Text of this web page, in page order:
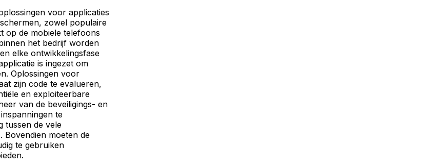
voor applicaties
zowel populaire
op de mobiele telefoons
het bedrijf worden
elke ontwikkelingsfase
is ingezet om
Oplossingen voor
zijn code te evalueren,
en exploiteerbare
van de beveiligings- en
te
tussen de vele
Bovendien moeten de
te gebruiken